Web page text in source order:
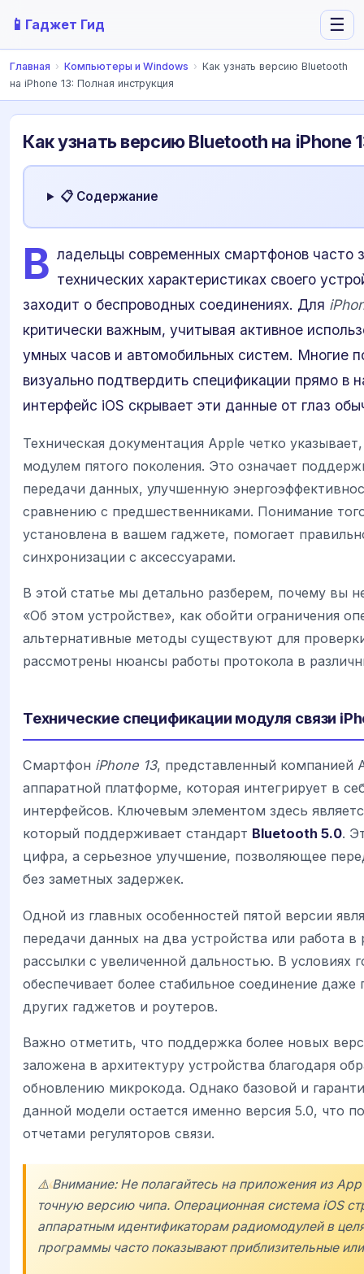
📱 Гаджет Гид ☰
Главная › Компьютеры и Windows › Как узнать версию Bluetooth
на iPhone 13: Полная инструкция
Как узнать версию Bluetooth на iPhone
📋 Содержание
В ладельцы современных смартфонов часто
технических характеристиках своего
заходит о беспроводных соединениях. Для
критически важным, учитывая активное
умных часов и автомобильных систем. Многие
визуально подтвердить спецификации прямо в
интерфейс iOS скрывает эти данные от глаз
Техническая документация Apple четко
модулем пятого поколения. Это означает
передачи данных, улучшенную
сравнению с предшественниками. Понимание
установлена в вашем гаджете, помогает
синхронизации с аксессуарами.
В этой статье мы детально разберем, почему вы
«Об этом устройстве», как обойти ограничения
альтернативные методы существуют для
рассмотрены нюансы работы протокола в
Технические спецификации модуля связи
Смартфон iPhone 13, представленный компанией
аппаратной платформе, которая интегрирует в
интерфейсов. Ключевым элементом здесь
который поддерживает стандарт Bluetooth 5.0.
цифра, а серьезное улучшение, позволяющее
без заметных задержек.
Одной из главных особенностей пятой версии
передачи данных на два устройства или работа
рассылки с увеличенной дальностью. В условиях
обеспечивает более стабильное соединение
других гаджетов и роутеров.
Важно отметить, что поддержка более новых
заложена в архитектуру устройства благодаря
обновлению микрокода. Однако базовой и
данной модели остается именно версия 5.0, что
отчетами регуляторов связи.
⚠️ Внимание: Не полагайтесь на приложения из
точную версию чипа. Операционная система iOS
аппаратным идентификаторам радиомодулей в
программы часто показывают приблизительные